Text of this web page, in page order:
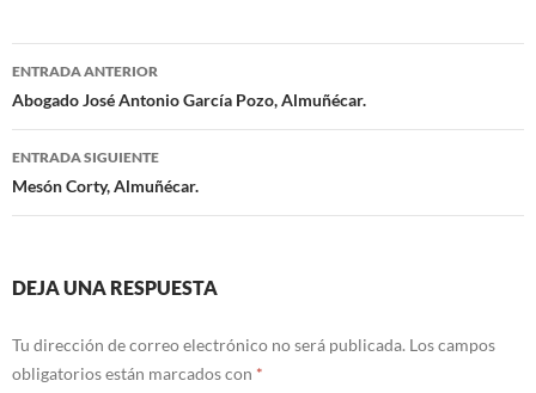
Navegación
de
entradas
ENTRADA ANTERIOR
Abogado José Antonio García Pozo, Almuñécar.
ENTRADA SIGUIENTE
Mesón Corty, Almuñécar.
DEJA UNA RESPUESTA
Tu dirección de correo electrónico no será publicada. Los campos
obligatorios están marcados con *